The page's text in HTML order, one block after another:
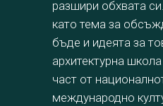
разшири обхвата
като тема за
бъде и идеята за
архитектурна
част от
международно